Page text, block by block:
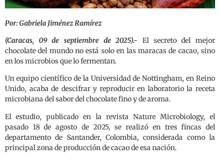
Por: Gabriela Jiménez Ramírez
(Caracas, 09 de septiembre de 2025).- El secreto del mejor
chocolate del mundo no está solo en las maracas de cacao, sino
en los microbios que lo fermentan.
Un equipo científico de la Universidad de Nottingham, en Reino
Unido, acaba de descifrar y reproducir en laboratorio la receta
microbiana del sabor del chocolate fino y de aroma.
El estudio, publicado en la revista Nature Microbiology, el
pasado 18 de agosto de 2025, se realizó en tres fincas del
departamento de Santander, Colombia, considerada como la
principal zona de producción de cacao de esa nación.